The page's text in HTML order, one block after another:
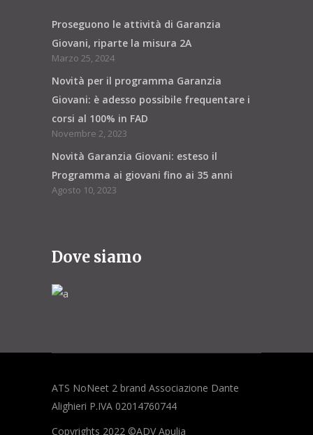
Proseguono le attività di Garanzia
Giovani, riparte la misura 2A
Marzo 25, 2024
Novità per il programma Garanzia
Giovani: è adesso possibile frequentare i
corsi al 100% in FAD
Novembre 2, 2023
Novità Garanzia Giovani: esteso il
Programma ai giovani fino ai 35 anni
Agosto 10, 2023
Dove siamo
ATS NoNeet 2 brand Associazione Dante
Alighieri P.IVA 02014760744
Copyrights 2022 ©ADV Apulia